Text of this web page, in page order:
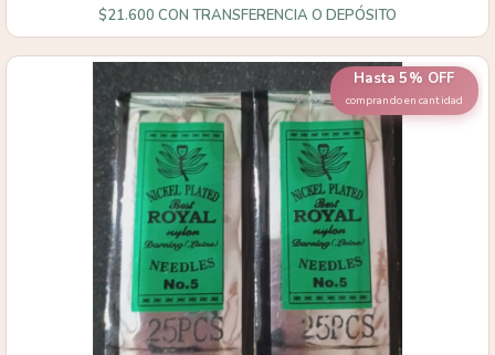
$21.600 CON TRANSFERENCIA O DEPÓSITO
Hasta 5% OFF
comprando en cantidad